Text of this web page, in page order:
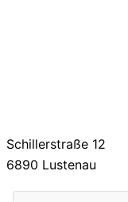
Schillerstraße 12
6890 Lustenau